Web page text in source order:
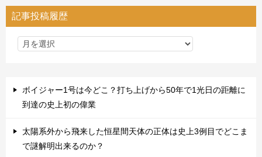
記事投稿履歴
ボイジャー1号は今どこ？打ち上げから50年で1光日の距離に
到達の史上初の偉業
太陽系外から飛来した恒星間天体の正体は史上3例目でどこま
で謎解明出来るのか？